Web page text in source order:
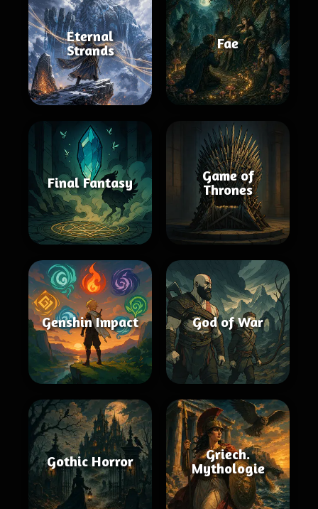
Eternal
Strands
Fae
Final Fantasy
Game of
Thrones
Genshin Impact God of War
Gothic Horror
Griech.
Mythologie